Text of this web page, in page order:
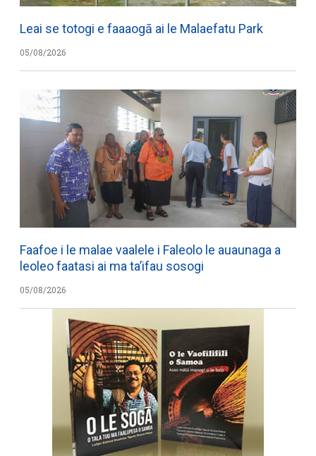
Leai se totogi e faaaogā ai le Malaefatu Park
05/08/2026
Faafoe i le malae vaalele i Faleolo le auaunaga a
leoleo faatasi ai ma ta’ifau sosogi
05/08/2026